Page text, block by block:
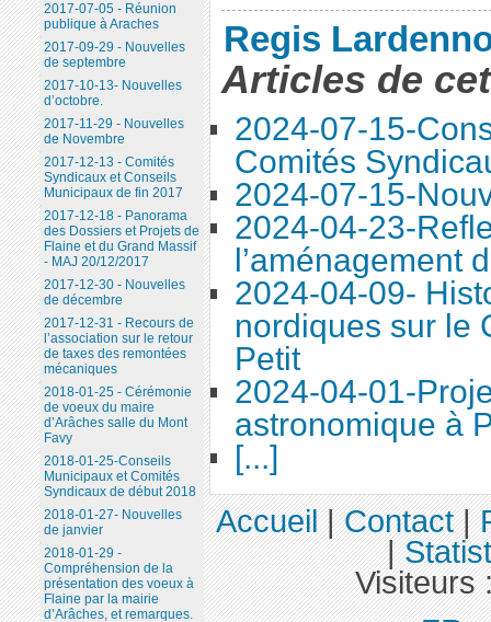
Regis
Articles de
2024-07-15-
Comités
2024-07-15-
2024-04-23-
l’aménagement
2024-04-09-
nordiques sur le
Petit
2024-04-01-
astronomique à
[...]
2017-07-05 - Réunion
publique à Araches
2017-09-29 - Nouvelles
de septembre
2017-10-13- Nouvelles
d’octobre.
2017-11-29 - Nouvelles
de Novembre
2017-12-13 - Comités
Syndicaux et Conseils
Municipaux de fin 2017
2017-12-18 - Panorama
des Dossiers et Projets de
Flaine et du Grand Massif
- MAJ 20/12/2017
2017-12-30 - Nouvelles
de décembre
2017-12-31 - Recours de
l’association sur le retour
de taxes des remontées
mécaniques
2018-01-25 - Cérémonie
de voeux du maire
d’Arâches salle du Mont
Favy
2018-01-25-Conseils
Municipaux et Comités
Syndicaux de début 2018
2018-01-27- Nouvelles
de janvier
2018-01-29 -
Compréhension de la
présentation des voeux à
Flaine par la mairie
d’Arâches, et remarques.
Accueil|Contact|
|
Visiteurs